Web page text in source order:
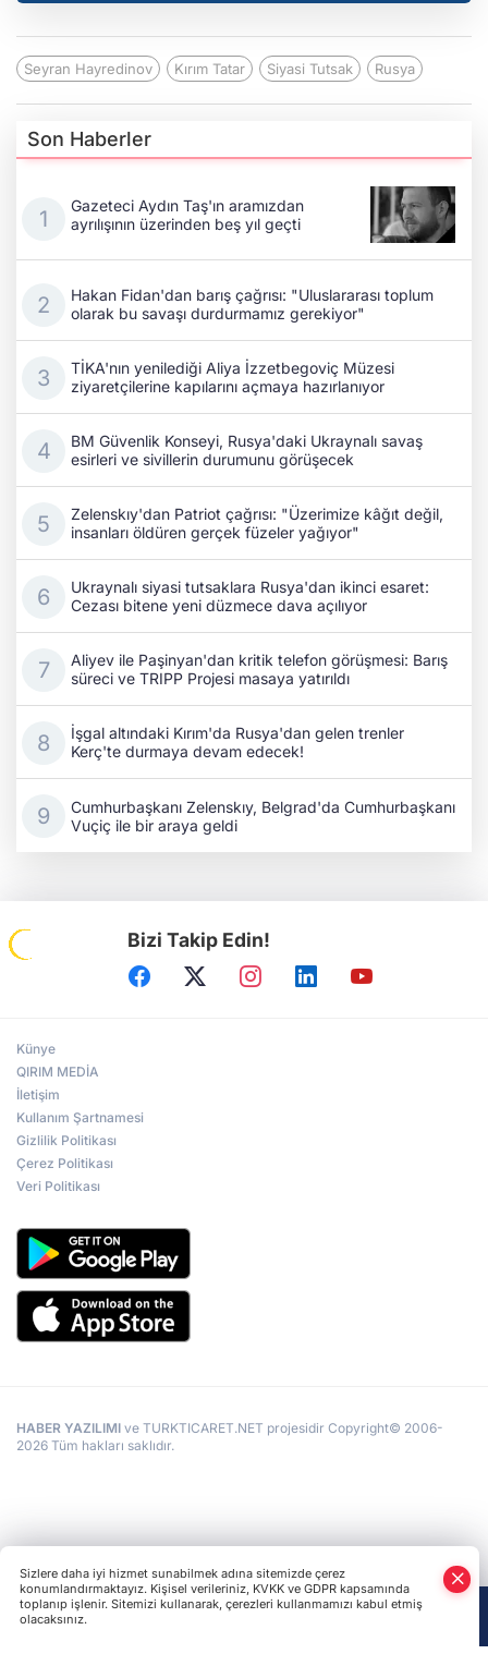
Seyran Hayredinov Kırım Tatar Siyasi Tutsak Rusya
Son Haberler
Gazeteci Aydın Taş'ın aramızdan
ayrılışının üzerinden beş yıl geçti
Hakan Fidan'dan barış çağrısı: "Uluslararası toplum
olarak bu savaşı durdurmamız gerekiyor"
TİKA'nın yenilediği Aliya İzzetbegoviç Müzesi
ziyaretçilerine kapılarını açmaya hazırlanıyor
BM Güvenlik Konseyi, Rusya'daki Ukraynalı savaş
esirleri ve sivillerin durumunu görüşecek
Zelenskıy'dan Patriot çağrısı: "Üzerimize kâğıt değil,
insanları öldüren gerçek füzeler yağıyor"
Ukraynalı siyasi tutsaklara Rusya'dan ikinci esaret:
Cezası bitene yeni düzmece dava açılıyor
Aliyev ile Paşinyan'dan kritik telefon görüşmesi: Barış
süreci ve TRIPP Projesi masaya yatırıldı
İşgal altındaki Kırım'da Rusya'dan gelen trenler
Kerç'te durmaya devam edecek!
Cumhurbaşkanı Zelenskıy, Belgrad'da Cumhurbaşkanı
Vuçiç ile bir araya geldi
Bizi Takip Edin!
Künye
QIRIM MEDİA
İletişim
Kullanım Şartnamesi
Gizlilik Politikası
Çerez Politikası
Veri Politikası
HABER YAZILIMI ve TURKTICARET.NET projesidir Copyright© 2006-
2026 Tüm hakları saklıdır.
Sizlere daha iyi hizmet sunabilmek adına sitemizde çerez
konumlandırmaktayız. Kişisel verileriniz, KVKK ve GDPR kapsamında
toplanıp işlenir. Sitemizi kullanarak, çerezleri kullanmamızı kabul etmiş
olacaksınız.